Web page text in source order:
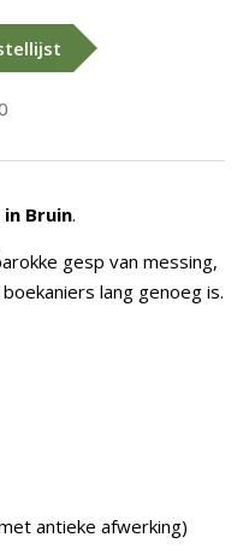
Bruin.
gesp van messing,
lang genoeg is.
antieke afwerking)